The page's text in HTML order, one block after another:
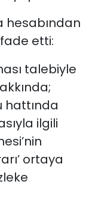
hesabından
etti:
talebiyle
hattında
ilgili
ortaya